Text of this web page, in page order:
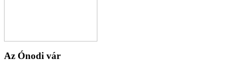
Az Ónodi vár